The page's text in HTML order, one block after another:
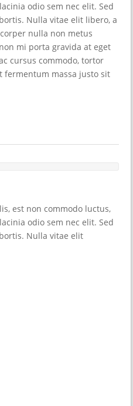
odio sem nec elit. Sed
Nulla vitae elit libero, a
nulla non metus
mi porta gravida at eget
cursus commodo, tortor
massa justo sit
est non commodo luctus,
odio sem nec elit. Sed
Nulla vitae elit